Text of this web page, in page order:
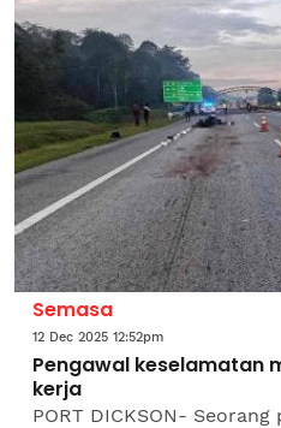
Semasa
12 Dec 2025 12:52pm
Pengawal keselamatan
kerja
PORT DICKSON-